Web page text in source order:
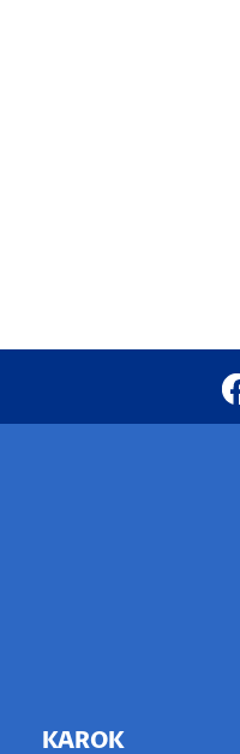
KAROK